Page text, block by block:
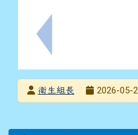
上一筆：轉知中華民國
發布者衛生組長
2026-05-